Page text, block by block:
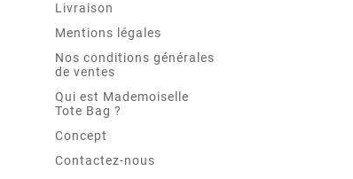
Livraison
Mentions légales
Nos conditions générales
de ventes
Qui est Mademoiselle
Tote Bag ?
Concept
Contactez-nous